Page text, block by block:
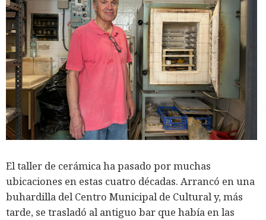
El taller de cerámica ha pasado por muchas
ubicaciones en estas cuatro décadas. Arrancó en una
buhardilla del Centro Municipal de Cultural y, más
tarde, se trasladó al antiguo bar que había en las